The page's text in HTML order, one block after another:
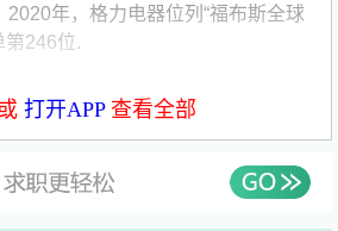
年，格力电器位列“福布斯全球
第246位.
，其中有1.4万名研发人员和3万多名
、武汉、石家庄、芜湖、长沙、杭
以及巴西、巴基斯坦；同时建有长
打开APP查看全部